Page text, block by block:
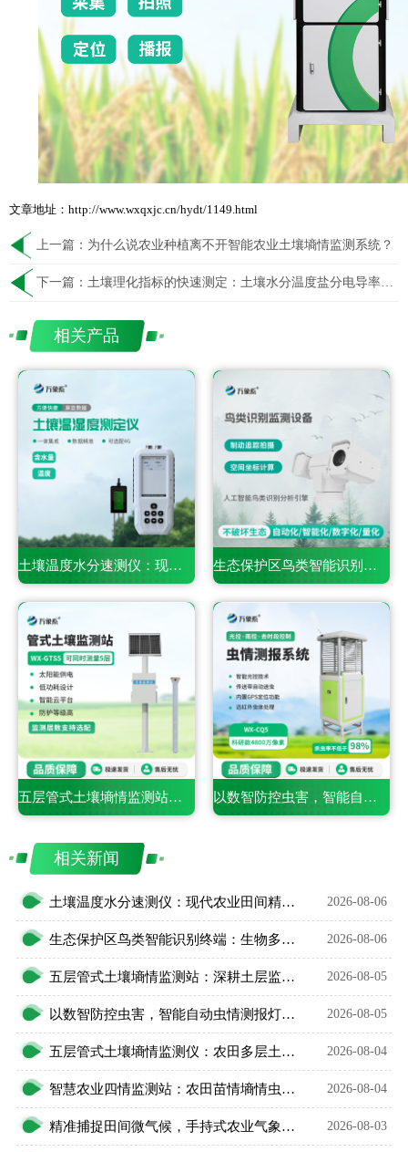
文章地址：http://www.wxqxjc.cn/hydt/1149.html
上一篇： 为什么说农业种植离不开智能农业土壤墒情监测系统？
下一篇： 土壤理化指标的快速测定：土壤水分温度盐分电导率PH测定仪
相关产品
土壤温度水分速测仪：现代农业田间精细化管护智能利器 生态保护区鸟类智能识别终端：生物多样性保护智能监测设备
五层管式土壤墒情监测站：深耕土层监测，看透土壤水情 以数智防控虫害，智能自动虫情测报灯精准预判农林虫情
相关新闻
土壤温度水分速测仪：现代农业田间精细化管护智能利器 2026-08-06
生态保护区鸟类智能识别终端：生物多样性保护智能监测设备 2026-08-06
五层管式土壤墒情监测站：深耕土层监测，看透土壤水情 2026-08-05
以数智防控虫害，智能自动虫情测报灯精准预判农林虫情 2026-08-05
五层管式土壤墒情监测仪：农田多层土壤水分智能监测设备 2026-08-04
智慧农业四情监测站：农田苗情墒情虫情灾情一体化监测设备 2026-08-04
精准捕捉田间微气候，手持式农业气象环境检测仪护好庄稼 2026-08-03